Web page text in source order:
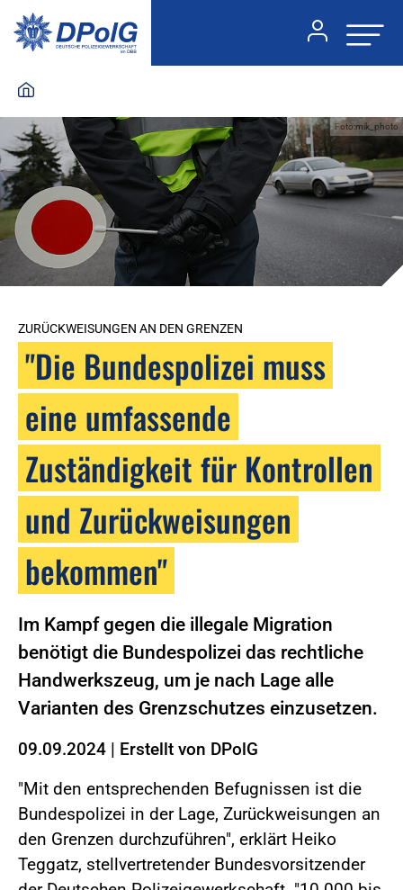
Foto:mik_photo
ZURÜCKWEISUNGEN AN DEN GRENZEN
"Die Bundespolizei muss
eine umfassende
Zuständigkeit für Kontrollen
und Zurückweisungen
bekommen"
Im Kampf gegen die illegale Migration
benötigt die Bundespolizei das rechtliche
Handwerkszeug, um je nach Lage alle
Varianten des Grenzschutzes einzusetzen.
09.09.2024 | Erstellt von DPolG
"Mit den entsprechenden Befugnissen ist die
Bundespolizei in der Lage, Zurückweisungen an
den Grenzen durchzuführen", erklärt Heiko
Teggatz, stellvertretender Bundesvorsitzender